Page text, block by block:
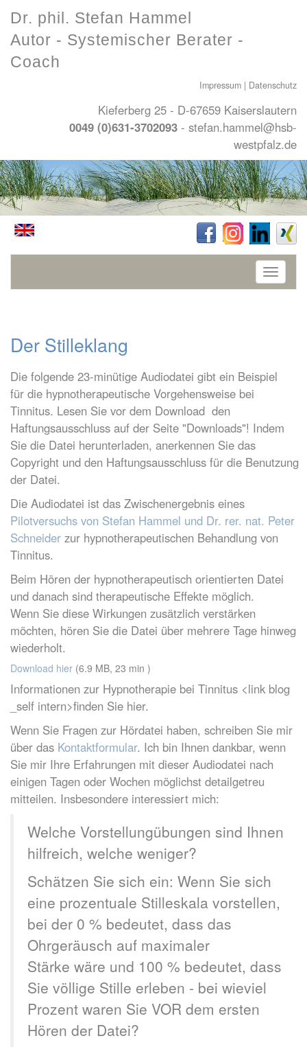
Dr. phil. Stefan Hammel
Autor - Systemischer Berater -
Coach
Impressum | Datenschutz
Kieferberg 25 - D-67659 Kaiserslautern
0049 (0)631-3702093 - stefan.hammel@hsb-
westpfalz.de
Toggle
Der Stilleklang
Die folgende 23-minütige Audiodatei gibt ein Beispiel
für die hypnotherapeutische Vorgehensweise bei
Tinnitus. Lesen Sie vor dem Download den
Haftungsausschluss auf der Seite "Downloads"! Indem
Sie die Datei herunterladen, anerkennen Sie das
Copyright und den Haftungsausschluss für die Benutzung
der Datei.
Die Audiodatei ist das Zwischenergebnis eines
Pilotversuchs von Stefan Hammel und Dr. rer. nat. Peter
Schneider zur hypnotherapeutischen Behandlung von
Tinnitus.
Beim Hören der hypnotherapeutisch orientierten Datei
und danach sind therapeutische Effekte möglich.
Wenn Sie diese Wirkungen zusätzlich verstärken
möchten, hören Sie die Datei über mehrere Tage hinweg
wiederholt.
Download hier (6.9 MB, 23 min )
Informationen zur Hypnotherapie bei Tinnitus <link blog
_self intern>finden Sie hier.
Wenn Sie Fragen zur Hördatei haben, schreiben Sie mir
über das Kontaktformular. Ich bin Ihnen dankbar, wenn
Sie mir Ihre Erfahrungen mit dieser Audiodatei nach
einigen Tagen oder Wochen möglichst detailgetreu
mitteilen. Insbesondere interessiert mich:
Welche Vorstellungübungen sind Ihnen
hilfreich, welche weniger?
Schätzen Sie sich ein: Wenn Sie sich
eine prozentuale Stilleskala vorstellen,
bei der 0 % bedeutet, dass das
Ohrgeräusch auf maximaler
Stärke wäre und 100 % bedeutet, dass
Sie völlige Stille erleben - bei wieviel
Prozent waren Sie VOR dem ersten
Hören der Datei?